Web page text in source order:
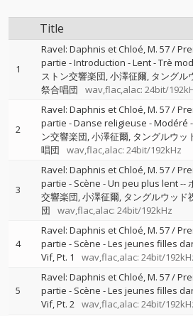
Title
1
Ravel: Daphnis et Chloé, M. 57 /
partie - Introduction - Lent - Trè
ストン交響楽団 小澤征爾 タングル
祭合唱団
wav,flac,alac: 24bit/
2
Ravel: Daphnis et Chloé, M. 57 /
partie - Danse religieuse - Modéré
ン交響楽団 小澤征爾 タングルウッ
唱団
wav,flac,alac: 24bit/192kHz
3
Ravel: Daphnis et Chloé, M. 57 /
partie - Scène - Un peu plus lent--
交響楽団 小澤征爾 タングルウッド
団
wav,flac,alac: 24bit/192kHz
4
Ravel: Daphnis et Chloé, M. 57 /
partie - Scène - Les jeunes filles
Vif, Pt. 1
wav,flac,alac: 24bit/
5
Ravel: Daphnis et Chloé, M. 57 /
partie - Scène - Les jeunes filles
Vif, Pt. 2 wav,flac,alac: 24bit/